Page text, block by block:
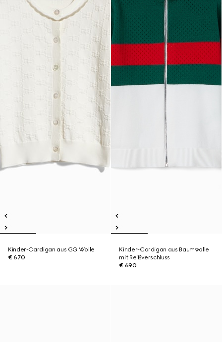
Kinder-Cardigan aus GG Wolle
€ 670
Kinder-Cardigan aus Baumwolle
mit Reißverschluss
€ 690